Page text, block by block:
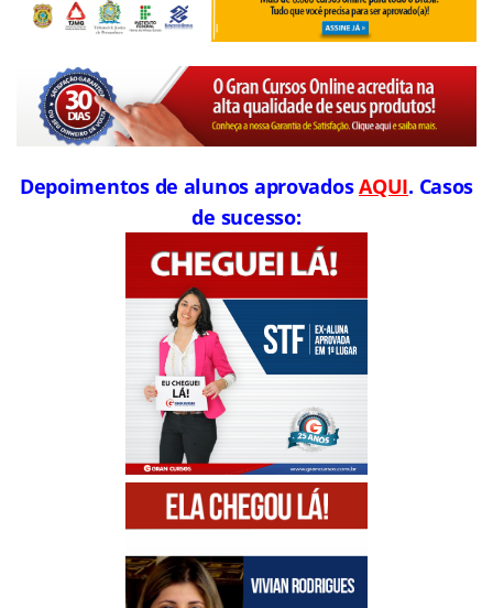
Depoimentos de alunos aprovadosAQUI. Casos
de sucesso: